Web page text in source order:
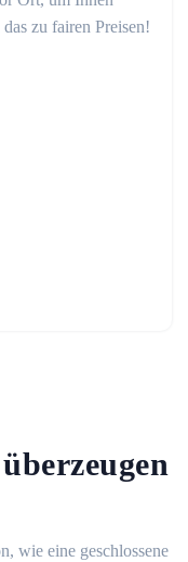
zu fairen Preisen!
wie eine geschlossene